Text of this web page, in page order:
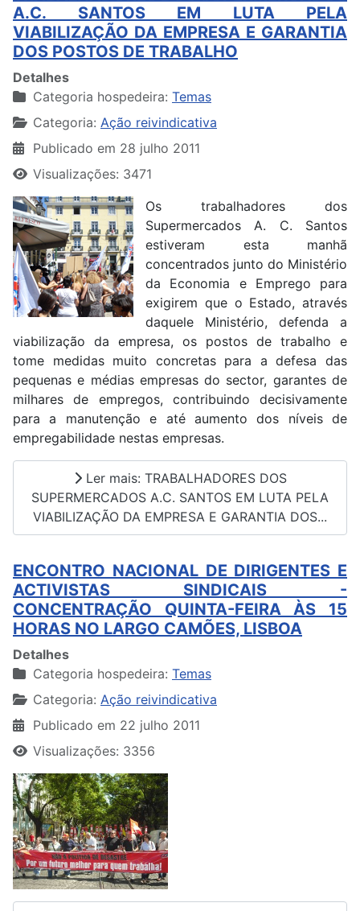
A.C. SANTOS EM LUTA PELA
VIABILIZAÇÃO DA EMPRESA E GARANTIA
DOS POSTOS DE TRABALHO
Detalhes
Categoria hospedeira: Temas
Categoria: Ação reivindicativa
Publicado em 28 julho 2011
Visualizações: 3471
Os trabalhadores dos
Supermercados A. C. Santos
estiveram esta manhã
concentrados junto do Ministério
da Economia e Emprego para
exigirem que o Estado, através
daquele Ministério, defenda a
viabilização da empresa, os postos de trabalho e
tome medidas muito concretas para a defesa das
pequenas e médias empresas do sector, garantes de
milhares de empregos, contribuindo decisivamente
para a manutenção e até aumento dos níveis de
empregabilidade nestas empresas.
Ler mais: TRABALHADORES DOS
SUPERMERCADOS A.C. SANTOS EM LUTA PELA
VIABILIZAÇÃO DA EMPRESA E GARANTIA DOS...
ENCONTRO NACIONAL DE DIRIGENTES E
ACTIVISTAS SINDICAIS -
CONCENTRAÇÃO QUINTA-FEIRA ÀS 15
HORAS NO LARGO CAMÕES, LISBOA
Detalhes
Categoria hospedeira: Temas
Categoria: Ação reivindicativa
Publicado em 22 julho 2011
Visualizações: 3356